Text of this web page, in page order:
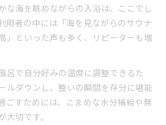
な海を眺めながらの入浴は、ここでし
用者の中には「海を見ながらのサウナ
」といった声も多く、リピーターも増
呂で自分好みの温度に調整できるた
ルダウンし、整いの瞬間を存分に堪能
ごすためには、こまめな水分補給や無
切です。